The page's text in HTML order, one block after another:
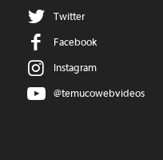
Twitter
Facebook
Instagram
@temucowebvideos